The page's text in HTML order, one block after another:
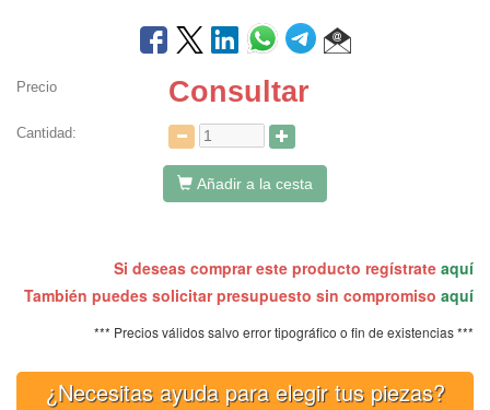
Precio Consultar
Cantidad:
Añadir a la cesta
Si deseas comprar este producto regístrate aquí
También puedes solicitar presupuesto sin compromiso aquí
*** Precios válidos salvo error tipográfico o fin de existencias ***
¿Necesitas ayuda para elegir tus piezas?